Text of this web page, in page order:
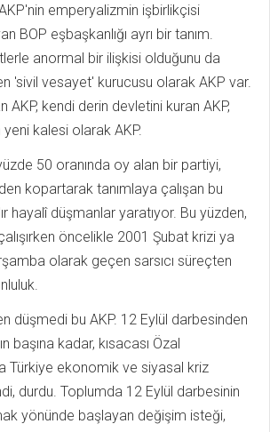
emperyalizmin işbirlikçisi
BOP eşbaşkanlığı ayrı bir tanım.
anormal bir ilişkisi olduğunu da
'sivil vesayet' kurucusu olarak AKP var.
AKP, kendi derin devletini kuran AKP,
kalesi olarak AKP.
50 oranında oy alan bir partiyi,
kopartarak tanımlaya çalışan bu
hayalî düşmanlar yaratıyor. Bu yüzden,
öncelikle 2001 Şubat krizi ya
olarak geçen sarsıcı süreçten
düşmedi bu AKP. 12 Eylül darbesinden
başına kadar, kısacası Özal
Türkiye ekonomik ve siyasal kriz
durdu. Toplumda 12 Eylül darbesinin
yönünde başlayan değişim isteği,